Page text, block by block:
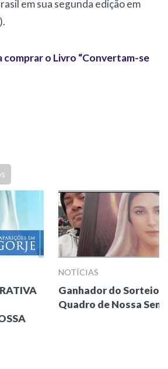
em sua segunda edição em
comprar o Livro “Convertam-se
NOTÍCIAS
Ganhador do Sorteio
Quadro de Nossa